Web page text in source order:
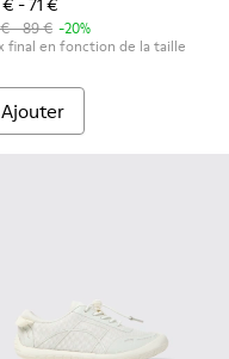
- 71 €
- 89 € -20%
final en fonction de la taille
Ajouter